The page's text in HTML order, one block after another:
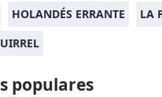
HOLANDÉS ERRANTE
LA
populares